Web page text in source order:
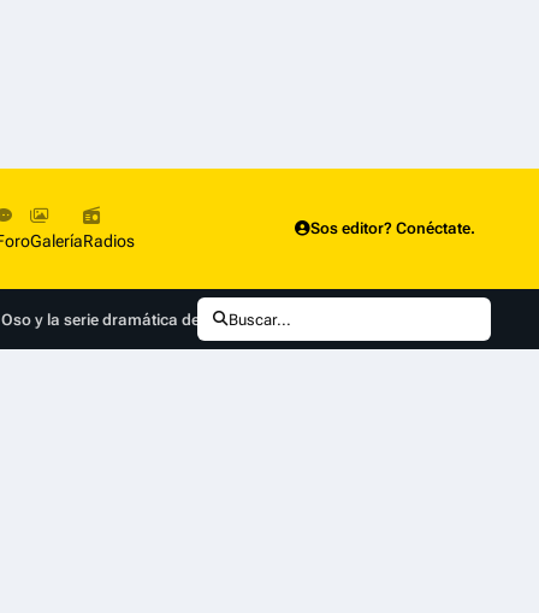
GaleríaRadios
Sos editor? Conéctate.
y la serie dramática de ciencia ficción Alien: Earth
Buscar...